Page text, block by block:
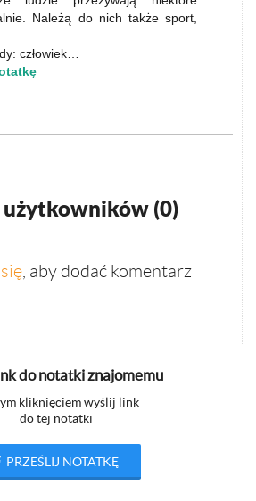
Należą do nich także sport,
człowiek…
(0)
, aby dodać komentarz
do notatki znajomemu
kliknięciem wyślij link
do tej notatki
PRZEŚLIJ NOTATKĘ